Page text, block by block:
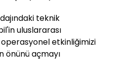
teknik
uluslararası
etkinliğimizi
önünü açmayı